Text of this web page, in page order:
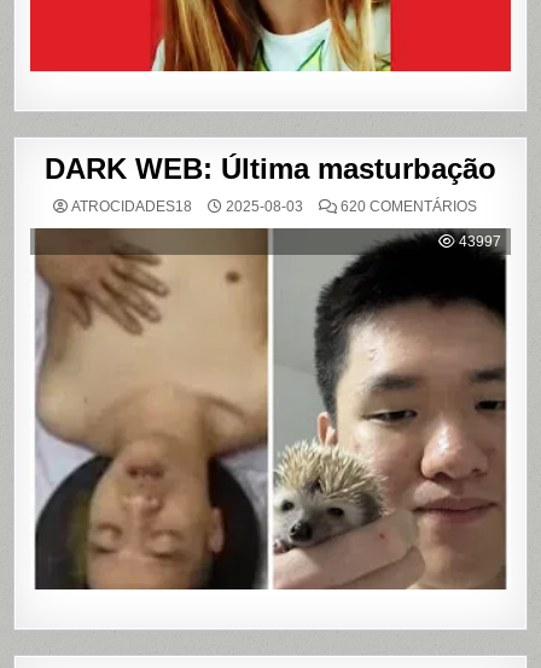
DARK WEB: Última masturbação
ATROCIDADES18 2025-08-03 620 COMENTÁRIOSEM
WEB:
ÚLTIMA
43997